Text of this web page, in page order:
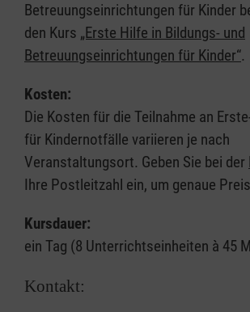
Betreuungseinrichtungen für Kinder
den Kurs „Erste Hilfe in Bildungs- und
Betreuungseinrichtungen für Kinder“.
Kosten:
Die Kosten für die Teilnahme an
für Kindernotfälle variieren je nach
Veranstaltungsort. Geben Sie bei der
Ihre Postleitzahl ein, um genaue
Kursdauer:
ein Tag (8 Unterrichtseinheiten à 45
Kontakt: